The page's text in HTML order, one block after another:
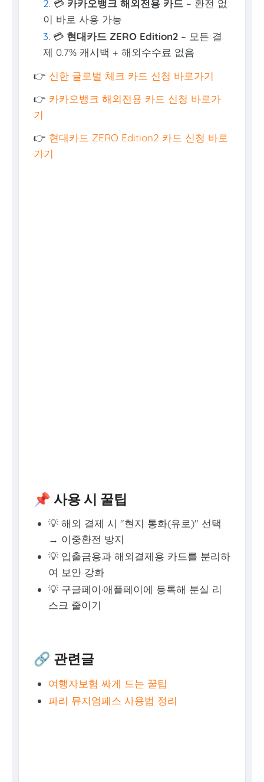
💳 카카오뱅크 해외전용 카드– 환전 없
이 바로 사용 가능
💳 현대카드 ZERO Edition2– 모든 결
제 0.7% 캐시백 + 해외수수료 없음
👉 신한 글로벌 체크 카드 신청 바로가기
👉 카카오뱅크 해외전용 카드 신청 바로가
기
👉 현대카드 ZERO Edition2 카드 신청 바로
가기
📌 사용 시 꿀팁
💡 해외 결제 시 "현지 통화(유로)" 선택
→ 이중환전 방지
💡 입출금용과 해외결제용 카드를 분리하
여 보안 강화
💡 구글페이·애플페이에 등록해 분실 리
스크 줄이기
🔗 관련글
여행자보험 싸게 드는 꿀팁
파리 뮤지엄패스 사용법 정리